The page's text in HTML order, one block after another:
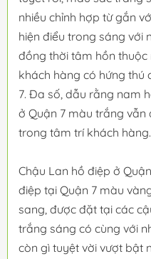
nhiều chỉnh hợp từ gắn
hiện điểu trong sáng với
đồng thời tâm hồn
khách hàng có hứng thú
7. Đa số, dẫu rằng nam
ở Quận 7 màu trắng
trong tâm trí khách hàng.
Chậu Lan hồ điệp ở
điệp tại Quận 7 màu
sang, được đặt tại các
trắng sáng có cùng với
còn gì tuyệt vời vượt bật